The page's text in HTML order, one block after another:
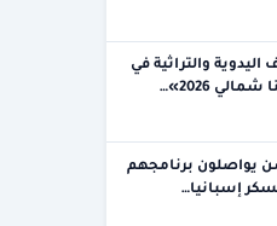
والتراثية في
2026»…
يواصلون برنامجهم
إسبانيا…